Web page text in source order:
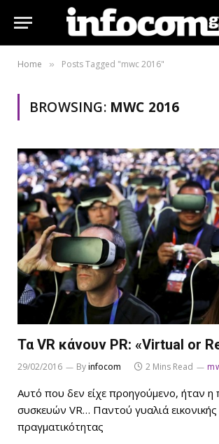
Home » Posts Tagged "mwc 2016"
BROWSING: MWC 2016
Τα VR κάνουν PR: «Virtual or
29/02/2016 Byinfocom 2 Mins Read
Αυτό που δεν είχε προηγούμενο, ήταν
συσκευών VR… Παντού γυαλιά εικονικής
πραγματικότητας